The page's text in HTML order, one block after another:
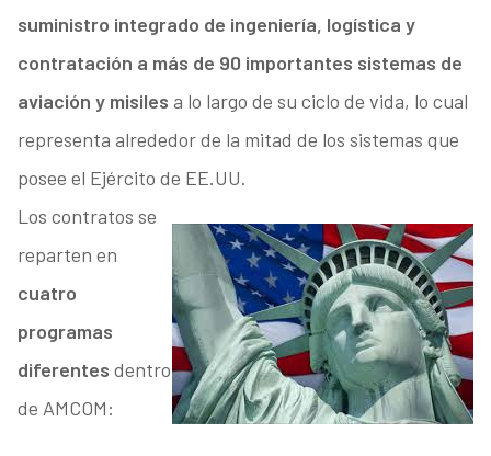
suministro integrado de ingeniería, logística y
contratación a más de 90 importantes sistemas de
aviación y misiles a lo largo de su ciclo de vida, lo cual
representa alrededor de la mitad de los sistemas que
posee el Ejército de EE.UU.
Los contratos se
reparten en
cuatro
programas
diferentes dentro
de AMCOM: